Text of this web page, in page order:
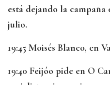
está dejando la campaña
julio.
19:45 Moisés Blanco, en
19:40 Feijóo pide en O